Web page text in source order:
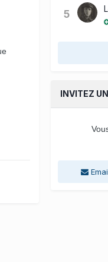
5
INVITEZ